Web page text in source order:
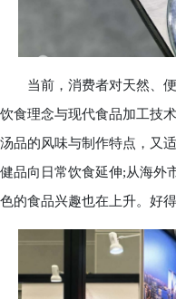
当前，消费者对天然、便
饮食理念与现代食品加工技
汤品的风味与制作特点，又
健品向日常饮食延伸;从海外
色的食品兴趣也在上升。好